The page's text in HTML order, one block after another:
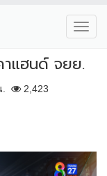
แฮนด์ จยย.
. 2,423